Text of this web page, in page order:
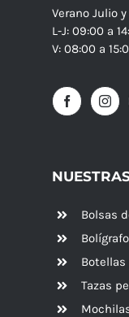
Verano Julio
L-J: 09:00 a
V: 08:00 a
Bolsas
Botellas
Tazas